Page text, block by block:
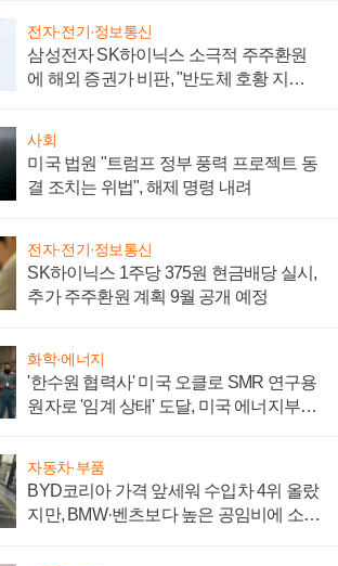
전자·전기·정보통신
삼성전자 SK하이닉스 소극적 주주환원
에 해외 증권가 비판, "반도체 호황 지속
사회
미국 법원 "트럼프 정부 풍력 프로젝트 동
결 조치는 위법", 해제 명령 내려
전자·전기·정보통신
SK하이닉스 1주당 375원 현금배당 실시,
추가 주주환원 계획 9월 공개 예정
화학·에너지
'한수원 협력사' 미국 오클로 SMR 연구용
원자로 '임계 상태' 도달, 미국 에너지부
자동차·부품
BYD코리아 가격 앞세워 수입차 4위 올랐
지만, BMW·벤츠보다 높은 공임비에 소비